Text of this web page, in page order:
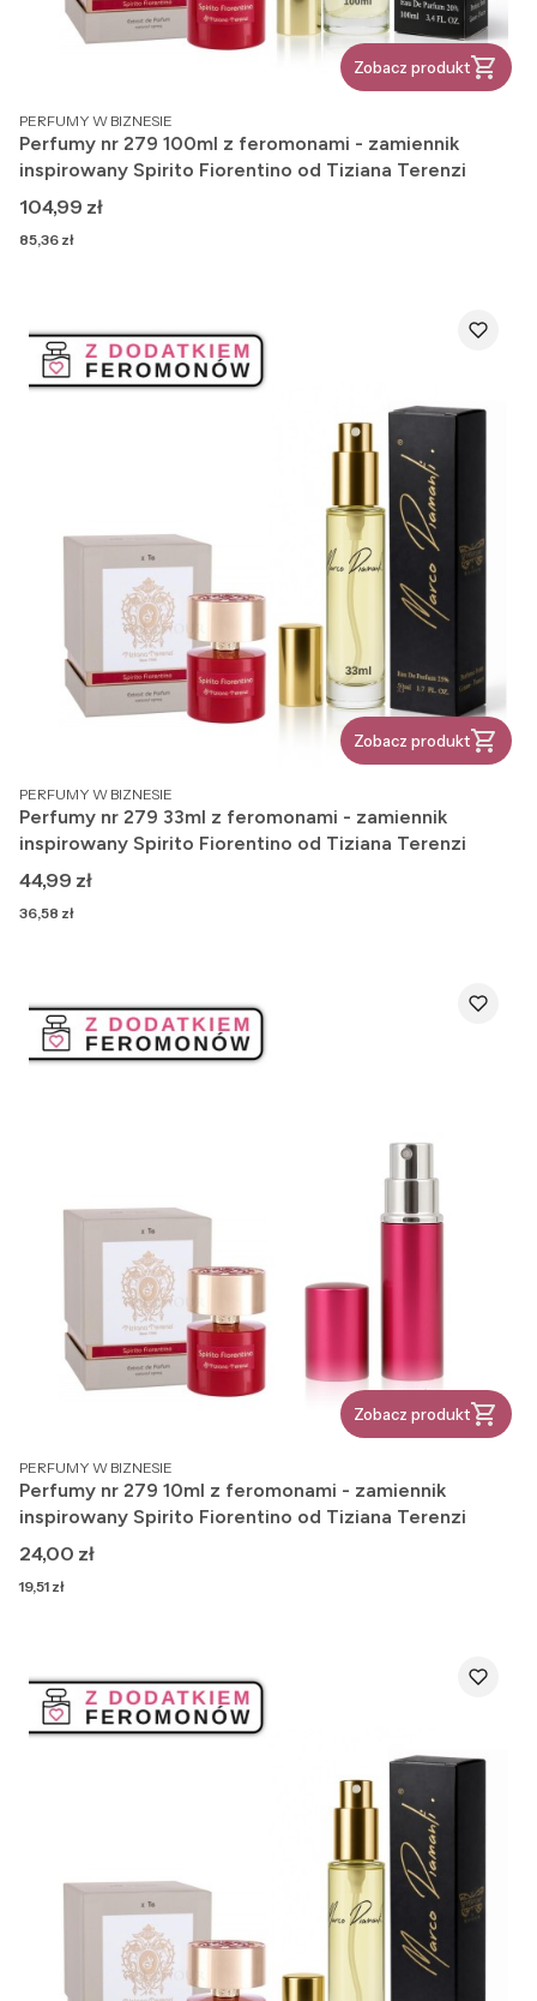
Zobacz produkt
PRODUCENT
PERFUMY W BIZNESIE
Perfumy nr 279 100ml z feromonami - zamiennik
inspirowany Spirito Fiorentino od Tiziana Terenzi
Cena
104,99 zł
Cena
85,36 zł
Zobacz produkt
PRODUCENT
PERFUMY W BIZNESIE
Perfumy nr 279 33ml z feromonami - zamiennik
inspirowany Spirito Fiorentino od Tiziana Terenzi
Cena
44,99 zł
Cena
36,58 zł
Zobacz produkt
PRODUCENT
PERFUMY W BIZNESIE
Perfumy nr 279 10ml z feromonami - zamiennik
inspirowany Spirito Fiorentino od Tiziana Terenzi
Cena
24,00 zł
Cena
19,51 zł